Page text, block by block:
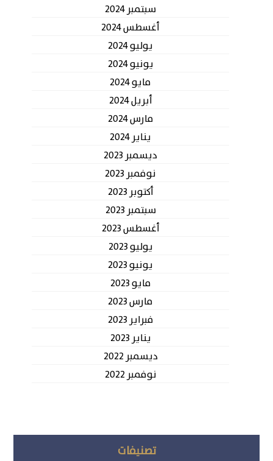
سبتمبر 2024
أغسطس 2024
يوليو 2024
يونيو 2024
مايو 2024
أبريل 2024
مارس 2024
يناير 2024
ديسمبر 2023
نوفمبر 2023
أكتوبر 2023
سبتمبر 2023
أغسطس 2023
يوليو 2023
يونيو 2023
مايو 2023
مارس 2023
فبراير 2023
يناير 2023
ديسمبر 2022
نوفمبر 2022
تصنيفات